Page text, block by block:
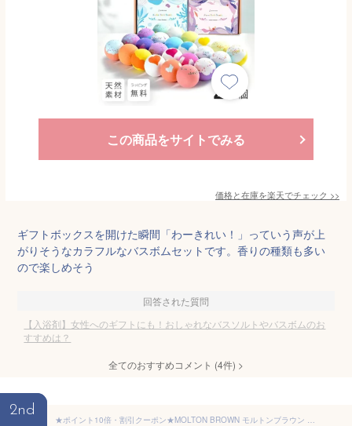
この商品をサイトでみる
価格と在庫を楽天でチェック >>
ギフトボックスを開けた瞬間「わーきれい！」っていう声が上
がりそうなカラフルなバスボムセットです。香りの種類も多い
ので楽しめそう
回答された質問
【入浴剤】女性へのギフトにも！おしゃれなバスソルトやバスボムのお
すすめは？
全てのおすすめコメント (4件) >
2nd
★ポイント10倍・割引クーポン★MOLTON BROWN モルトンブラウン オレンジ&ベルガモット バス&シャワージェル 300ml【宅配便送料無料】